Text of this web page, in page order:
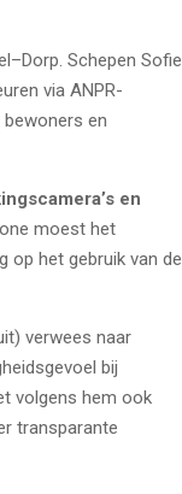
Schepen Sofie
via ANPR-
en
en
moest het
op het gebruik van de
verwees naar
bij
volgens hem ook
transparante